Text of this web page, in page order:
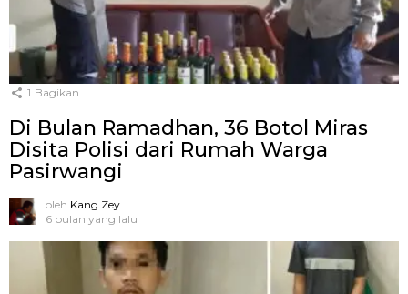
1 Bagikan
Di Bulan Ramadhan, 36 Botol Miras
Disita Polisi dari Rumah Warga
Pasirwangi
oleh Kang Zey
6 bulan yang lalu